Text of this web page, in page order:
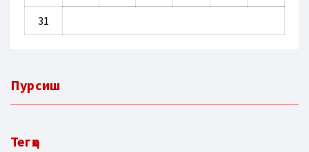
31
Пурсиш
Тегҳо